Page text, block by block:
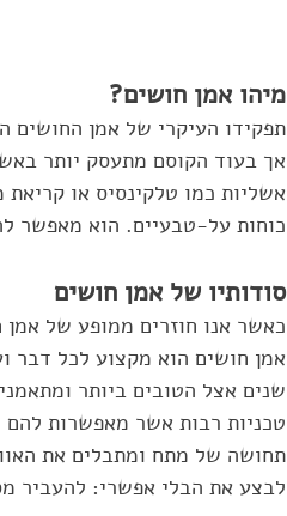
מיהו אמן חושים?
תפקידו העיקרי של אמן החושים
אך בעוד הקוסם מתעסק יותר
אשליות כמו טלקינסיס או
כוחות על-טבעיים. הוא מאפשר
סודותיו של אמן חושים
כאשר אנו חוזרים ממופע של
אמן חושים הוא מקצוע לכל דבר
שנים אצל הטובים ביותר
טכניות רבות אשר מאפשרות להם
תחושה של מתח ומתבלים את
לבצע את הבלי אפשרי: להעביר